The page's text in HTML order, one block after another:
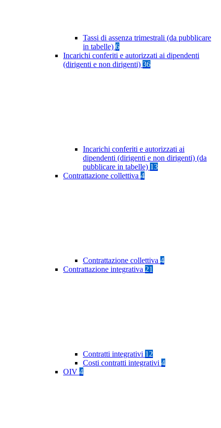
Tassi di assenza trimestrali (da pubblicare
in tabelle) 6
Incarichi conferiti e autorizzati ai dipendenti
(dirigenti e non dirigenti) 36
Incarichi conferiti e autorizzati ai
dipendenti (dirigenti e non dirigenti) (da
pubblicare in tabelle) 13
Contrattazione collettiva 4
Contrattazione collettiva 4
Contrattazione integrativa 21
Contratti integrativi 12
Costi contratti integrativi 4
OIV 4